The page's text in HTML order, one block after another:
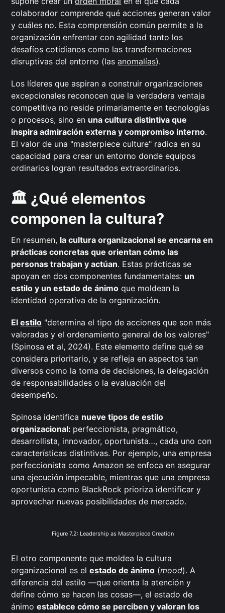
colaborador comprende qué acciones generan valor
y cuáles no. Esta comprensión común permite a la
organización enfrentar con agilidad tanto los
desafíos cotidianos como las transformaciones
disruptivas del entorno (lasanomalías).
Los líderes que aspiran a construir organizaciones
excepcionales reconocen que la verdadera ventaja
competitiva no reside primariamente en tecnologías
o procesos, sino en una cultura distintiva que
inspira admiración externa y compromiso interno.
El valor de una "masterpiece culture" radica en su
capacidad para crear un entorno donde equipos
ordinarios logran resultados extraordinarios.
🏛️ ¿Qué elementos
componen la cultura?
En resumen, la cultura organizacional se encarna en
prácticas concretas que orientan cómo las
personas trabajan y actúan. Estas prácticas se
apoyan en dos componentes fundamentales: un
estilo y un estado de ánimo que moldean la
identidad operativa de la organización.
Elestilo "determina el tipo de acciones que son más
valoradas y el ordenamiento general de los valores"
(Spinosa et al, 2024). Este elemento define qué se
considera prioritario, y se refleja en aspectos tan
diversos como la toma de decisiones, la delegación
de responsabilidades o la evaluación del
desempeño.
Spinosa identifica nueve tipos de estilo
organizacional: perfeccionista, pragmático,
desarrollista, innovador, oportunista…, cada uno con
características distintivas. Por ejemplo, una empresa
perfeccionista como Amazon se enfoca en asegurar
una ejecución impecable, mientras que una empresa
oportunista como BlackRock prioriza identificar y
aprovechar nuevas posibilidades de mercado.
Figure 7.2: Leadership as Masterpiece Creation
El otro componente que moldea la cultura
organizacional es elestado de ánimo (mood). A
diferencia del estilo —que orienta la atención y
define cómo se hacen las cosas—, el estado de
ánimoestablece cómo se perciben y valoran los